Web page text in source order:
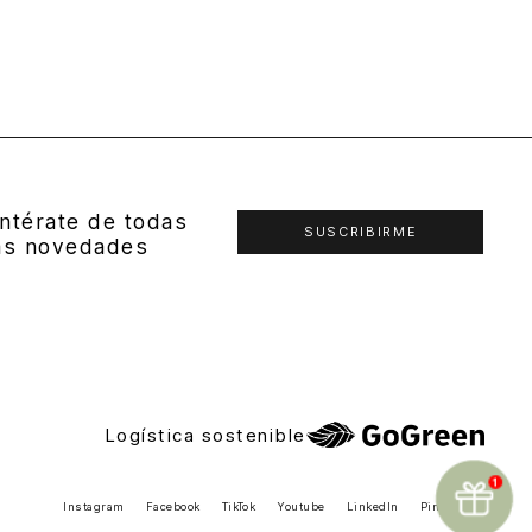
de todas
novedades
SUSCRIBIRME
Logística sostenible
Instagram Facebook TikTok Youtube LinkedIn Pinterest